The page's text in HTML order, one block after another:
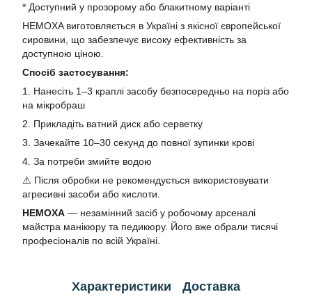
* Доступний у прозорому або блакитному варіанті
HEMOXA виготовляється в Україні з якісної європейської
сировини, що забезпечує високу ефективність за
доступною ціною.
Спосіб застосування:
1. Нанесіть 1–3 краплі засобу безпосередньо на поріз або
на мікробраш
2. Прикладіть ватний диск або серветку
3. Зачекайте 10–30 секунд до повної зупинки крові
4. За потреби змийте водою
⚠️ Після обробки не рекомендується використовувати
агресивні засоби або кислоти.
HEMOXA — незамінний засіб у робочому арсеналі
майстра манікюру та педикюру. Його вже обрали тисячі
професіоналів по всій Україні.
Характеристики Доставка